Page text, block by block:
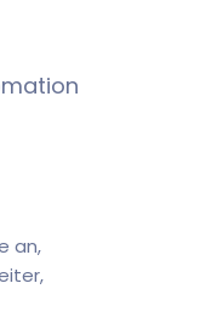
an,